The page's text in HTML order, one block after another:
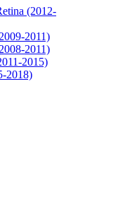
(2012-
2011)
2011)
2015)
2018)